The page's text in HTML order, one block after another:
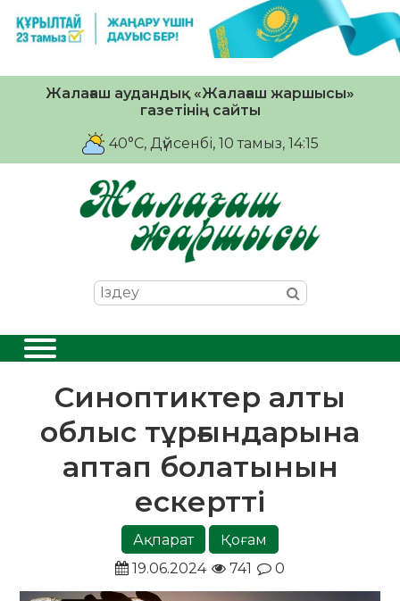
Жалағаш аудандық «Жалағаш жаршысы»
газетінің сайты
40°C, Дүйсенбі, 10 тамыз, 14:15
Синоптиктер алты
облыс тұрғындарына
аптап болатынын
ескертті
Ақпарат
Қоғам
19.06.2024
741 0